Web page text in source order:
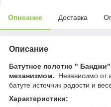
Описание Доставка
Описание
Батутное полотно "
механизмом.
Независимо от
батуте источник радости и
Характеристики: